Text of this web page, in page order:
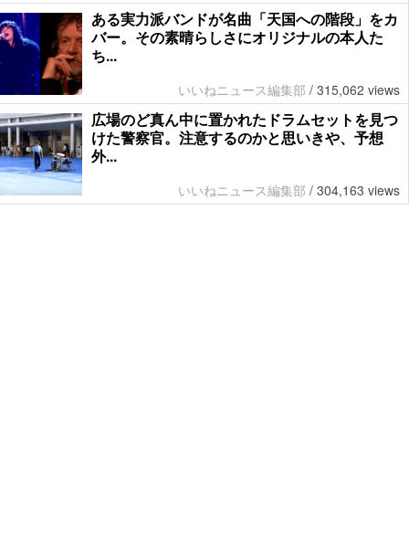
ある実力派バンドが名曲「天国への階段」をカ
バー。その素晴らしさにオリジナルの本人た
ち...
いいねニュース編集部 / 315,062 views
広場のど真ん中に置かれたドラムセットを見つ
けた警察官。注意するのかと思いきや、予想
外...
いいねニュース編集部 / 304,163 views